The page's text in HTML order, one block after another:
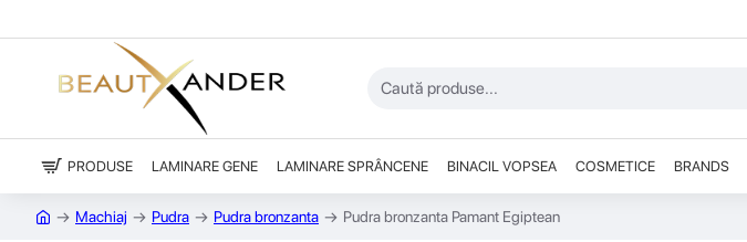
PRODUSE LAMINARE GENE LAMINARE SPRÂNCENE BINACIL VOPSEA COSMETICE BRANDS
Machiaj Pudra Pudra bronzanta Pudra bronzanta Pamant Egiptean